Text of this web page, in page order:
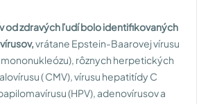
od zdravých ľudí bolo identifikovaných
vrátane Epstein-Baarovej vírusu
rôznych herpetických
( CMV), vírusu hepatitídy C
(HPV), adenovírusov a